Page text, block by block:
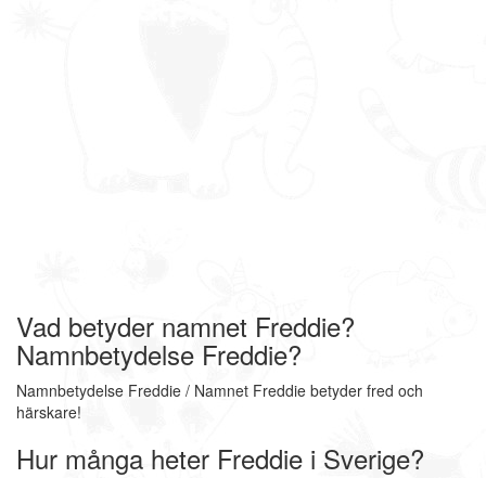
Vad betyder namnet Freddie?
Namnbetydelse Freddie?
Namnbetydelse Freddie / Namnet Freddie betyder fred och
härskare!
Hur många heter Freddie i Sverige?